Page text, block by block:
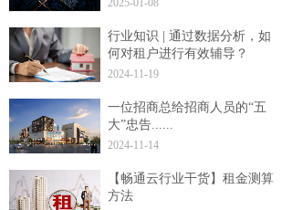
2025-01-08
行业知识 | 通过数据分析，如
何对租户进行有效辅导？
2024-11-19
一位招商总给招商人员的“五
大”忠告......
2024-11-14
【畅通云行业干货】租金测算
方法